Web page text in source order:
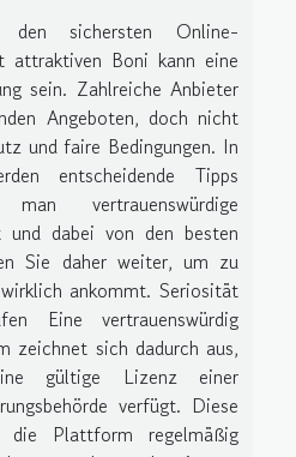
sichersten Online-
attraktiven Boni kann eine
sein. Zahlreiche Anbieter
Angeboten, doch nicht
und faire Bedingungen. In
entscheidende Tipps
vertrauenswürdige
und dabei von den besten
Sie daher weiter, um zu
ankommt. Seriosität
Eine vertrauenswürdig
zeichnet sich dadurch aus,
gültige Lizenz einer
verfügt. Diese
Plattform regelmäßig